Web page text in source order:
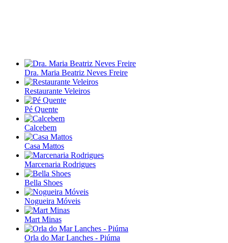
Dra. Maria Beatriz Neves Freire
Restaurante Veleiros
Pé Quente
Calcebem
Casa Mattos
Marcenaria Rodrigues
Bella Shoes
Nogueira Móveis
Mart Minas
Orla do Mar Lanches - Piúma